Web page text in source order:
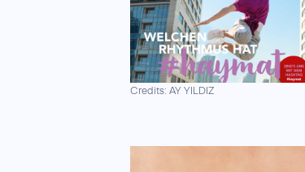
Credits: AY YILDIZ